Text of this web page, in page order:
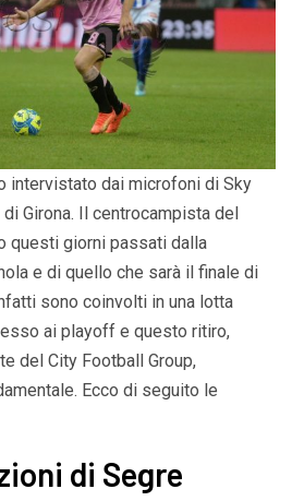
intervistato dai microfoni di Sky
Girona. Il centrocampista del
questi giorni passati dalla
e di quello che sarà il finale di
sono coinvolti in una lotta
ai playoff e questo ritiro,
del City Football Group,
Ecco di seguito le
di Segre